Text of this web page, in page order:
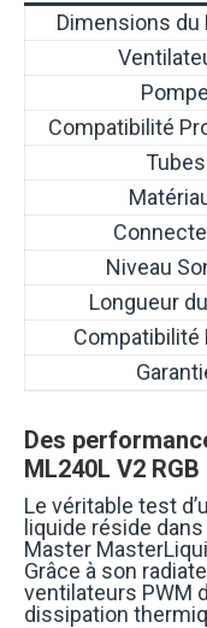
Dimensions du
Pompe
Compatibilité
Tubes
Niveau
Longueur
Compatibilité
Des
ML240L V2
Le véritable test
liquide réside
Master
Grâce à son
ventilateurs PWM
dissipation